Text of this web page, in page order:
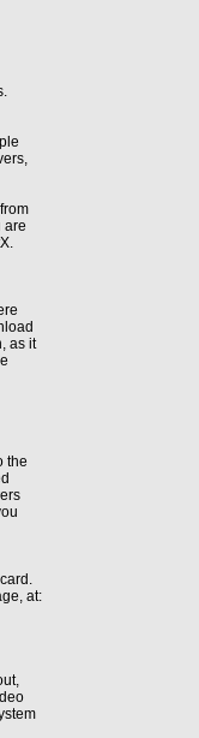
are
as it
the
at: